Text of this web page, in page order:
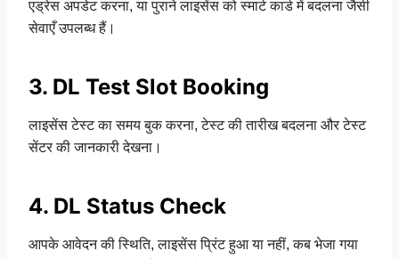
एड्रेस अपडेट करना, या पुराने लाइसेंस को स्मार्ट कार्ड में बदलना जैसी
सेवाएँ उपलब्ध हैं।
3. DL Test Slot Booking
लाइसेंस टेस्ट का समय बुक करना, टेस्ट की तारीख बदलना और टेस्ट
सेंटर की जानकारी देखना।
4. DL Status Check
आपके आवेदन की स्थिति, लाइसेंस प्रिंट हुआ या नहीं, कब भेजा गया